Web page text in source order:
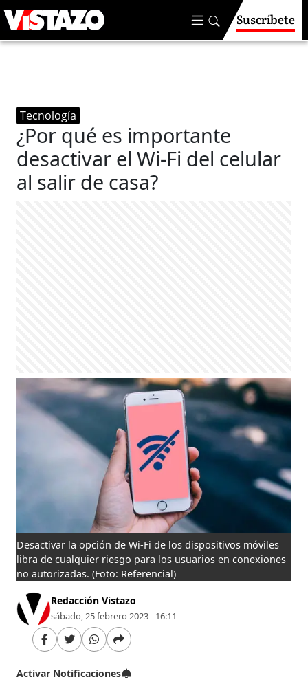
Suscríbete
Tecnología
¿Por qué es importante
desactivar el Wi-Fi del celular
al salir de casa?
Desactivar la opción de Wi-Fi de los dispositivos móviles
libra de cualquier riesgo para los usuarios en conexiones
no autorizadas. (Foto: Referencial)
Redacción Vistazo
sábado, 25 febrero 2023 - 16:11
Activar Notificaciones